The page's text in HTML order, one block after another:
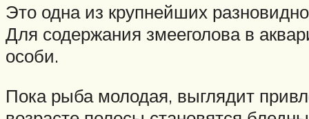
Это одна из крупнейших
Для содержания змееголова в
особи.
Пока рыба молодая, выглядит